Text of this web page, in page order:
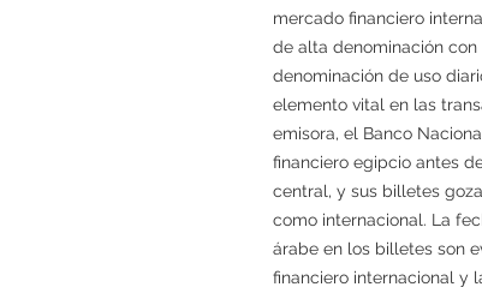
mercado financiero
de alta denominación
denominación de uso
elemento vital en las
emisora, el Banco
financiero egipcio antes
central, y sus billetes
como internacional. La
árabe en los billetes son
financiero internacional y